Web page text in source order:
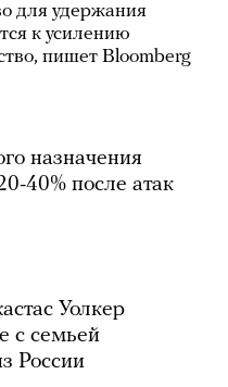
для удержания
к усилению
пишет Bloomberg
назначения
40% после атак
Уолкер
с семьей
России